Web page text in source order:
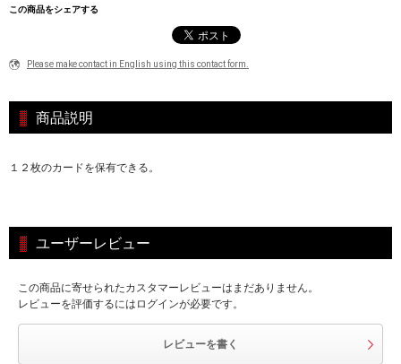
この商品をシェアする
Please make contact in English using this contact form.
商品説明
１２枚のカードを保有できる。
ユーザーレビュー
この商品に寄せられたカスタマーレビューはまだありません。
レビューを評価するにはログインが必要です。
レビューを書く